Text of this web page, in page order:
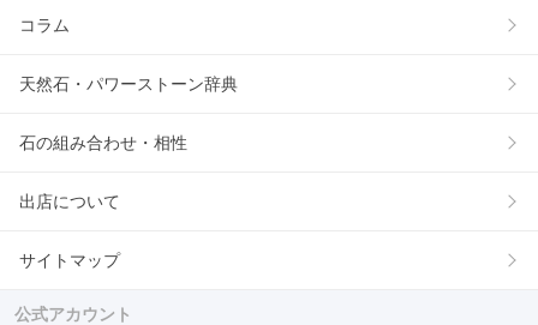
コラム
天然石・パワーストーン辞典
石の組み合わせ・相性
出店について
サイトマップ
公式アカウント